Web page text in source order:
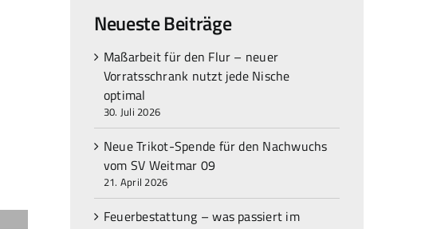
Neueste Beiträge
Maßarbeit für den Flur – neuer
Vorratsschrank nutzt jede Nische
optimal
30. Juli 2026
Neue Trikot-Spende für den Nachwuchs
vom SV Weitmar 09
21. April 2026
Feuerbestattung – was passiert im